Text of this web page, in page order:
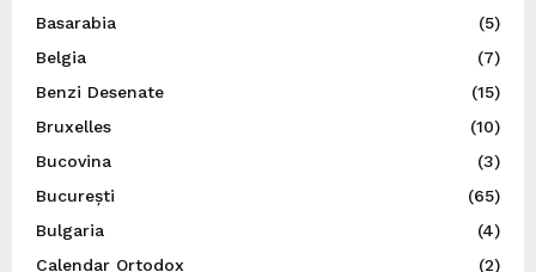
Basarabia
(5)
Belgia
(7)
Benzi Desenate
(15)
Bruxelles
(10)
Bucovina
(3)
București
(65)
Bulgaria
(4)
Calendar Ortodox
(2)